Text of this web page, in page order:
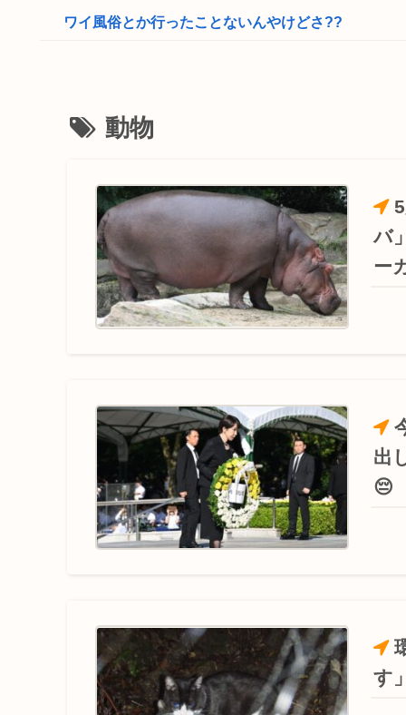
ワイ風俗とか行ったことないんやけどさ??
【天皇】すまん、小林よりしのりを支持するわ
5ちゃんのどこでもいいけど、日本人の税金使って
日本人て第二次世界大戦を巻き込まれた戦争だと思
国交省、四国新幹線実現のために需要や駅の位置・
埼玉川越に突如として「モスク」が自生 外国人「
中国外交部「日本が”三国志”の史実を歪めて歴史を
熊本地震の夜に政治資金パーティーしてた福岡自民
【映画悲報】日本(ジャップ)の映画界、完全に終わ
サッカーの日本人審判、韓国とつるみ不正してたの
動物
バ
ー
出
😔
す